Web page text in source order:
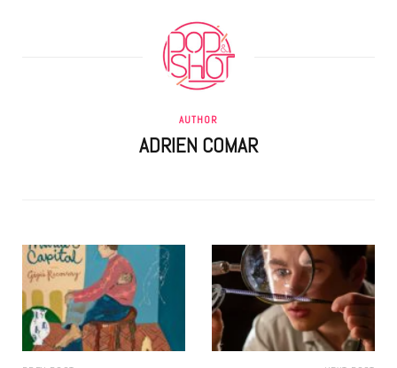
AUTHOR
ADRIEN COMAR